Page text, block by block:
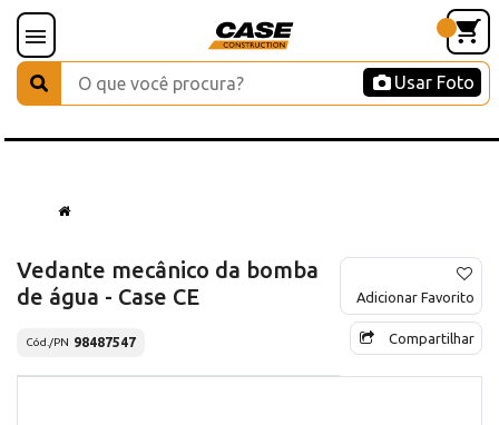
Usar Foto
Vedante mecânico da bomba
de água - Case CE
Cód./PN 98487547
Adicionar Favorito
Compartilhar